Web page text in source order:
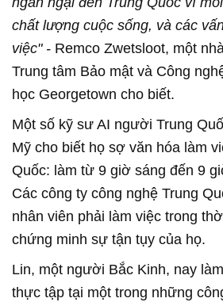
chất lượng cuộc sống, và các
việc" - Remco Zwetsloot, một
Trung tâm Bảo mật và Công
học Georgetown cho biết.
Một số kỹ sư AI người Trung
Mỹ cho biết họ sợ văn hóa làm
Quốc: làm từ 9 giờ sáng đến 9
Các công ty công nghệ Trung
nhân viên phải làm việc trong
chứng minh sự tận tụy của họ.
Lin, một người Bắc Kinh, nay
thực tập tại một trong những